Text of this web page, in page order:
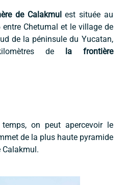
de Calakmulest située au
Chetumal et le village de
de la péninsule du Yucatan,
de la frontière
on peut apercevoir le
de la plus haute pyramide